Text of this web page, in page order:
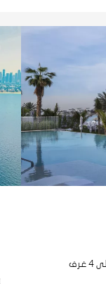
غرفة واحدة إلى 4 غرف